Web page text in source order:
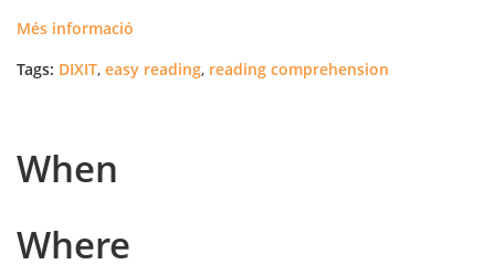
Més informació
Tags: DIXIT, easy reading, reading comprehension
When
Where